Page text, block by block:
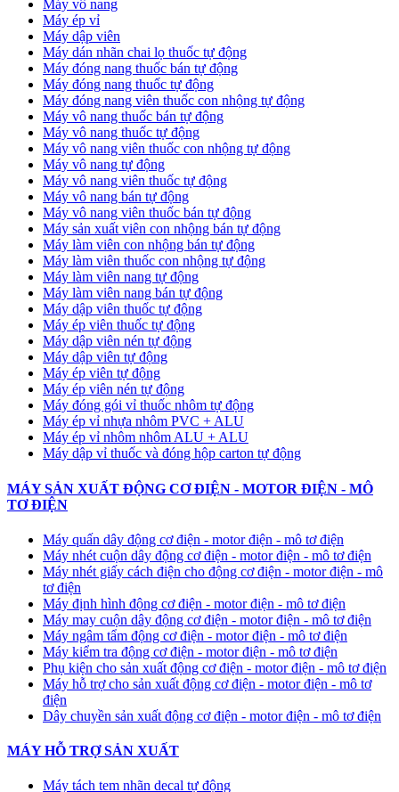
Máy vô nang
Máy ép vỉ
Máy dập viên
Máy dán nhãn chai lọ thuốc tự động
Máy đóng nang thuốc bán tự động
Máy đóng nang thuốc tự động
Máy đóng nang viên thuốc con nhộng tự động
Máy vô nang thuốc bán tự động
Máy vô nang thuốc tự động
Máy vô nang viên thuốc con nhộng tự động
Máy vô nang tự động
Máy vô nang viên thuốc tự động
Máy vô nang bán tự động
Máy vô nang viên thuốc bán tự động
Máy sản xuất viên con nhộng bán tự động
Máy làm viên con nhộng bán tự động
Máy làm viên thuốc con nhộng tự động
Máy làm viên nang tự động
Máy làm viên nang bán tự động
Máy dập viên thuốc tự động
​Máy ép viên thuốc tự động
​Máy dập viên nén tự động
​Máy dập viên tự động
Máy ép viên tự động
​Máy ép viên nén tự động
Máy đóng gói vỉ thuốc nhôm tự động
​Máy ép vỉ nhựa nhôm PVC + ALU
​Máy ép vỉ nhôm nhôm ALU + ALU
Máy dập vỉ thuốc và đóng hộp carton tự động
MÁY SẢN XUẤT ĐỘNG CƠ ĐIỆN - MOTOR ĐIỆN - MÔ
TƠ ĐIỆN
Máy quấn dây động cơ điện - motor điện - mô tơ điện
Máy nhét cuộn dây động cơ điện - motor điện - mô tơ điện
Máy nhét giấy cách điện cho động cơ điện - motor điện - mô
tơ điện
Máy định hình động cơ điện - motor điện - mô tơ điện
Máy may cuộn dây động cơ điện - motor điện - mô tơ điện
Máy ngâm tẩm động cơ điện - motor điện - mô tơ điện
Máy kiểm tra động cơ điện - motor điện - mô tơ điện
Phụ kiện cho sản xuất động cơ điện - motor điện - mô tơ điện
Máy hỗ trợ cho sản xuất động cơ điện - motor điện - mô tơ
điện
Dây chuyền sản xuất động cơ điện - motor điện - mô tơ điện
MÁY HỖ TRỢ SẢN XUẤT
Máy tách tem nhãn decal tự động